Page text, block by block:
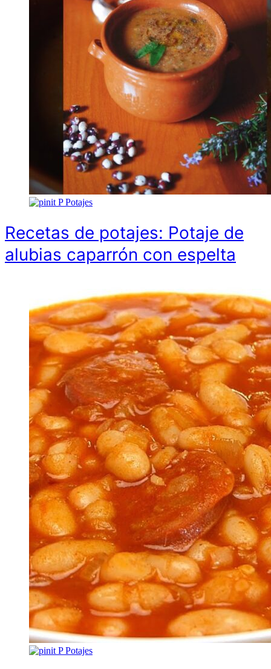
P Potajes
Recetas de potajes: Potaje de
alubias caparrón con espelta
P Potajes